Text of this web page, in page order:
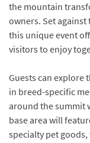
the mountain
owners. Set
this unique event
visitors to enjoy
Guests can
in breed-specific
around the summit
base area will
specialty pet